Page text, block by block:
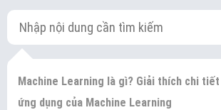
Machine Learning là gì? Giải thích chi
ứng dụng của Machine Learning